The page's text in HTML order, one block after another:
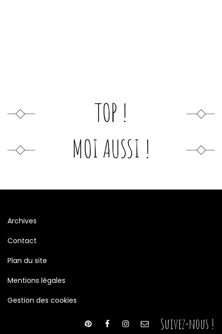
TOP !
MOI AUSSI !
Archives
Contact
Plan du site
Mentions légales
Gestion des cookies
Suivez-nous !